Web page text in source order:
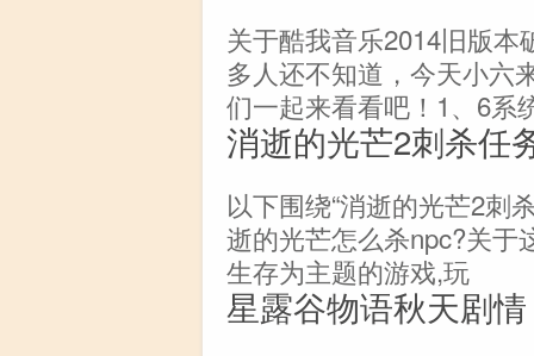
关于酷我音乐2014旧版
多人还不知道，今天小六
们一起来看看吧！1、6系
消逝的光芒2刺杀任
以下围绕“消逝的光芒2刺
逝的光芒怎么杀npc?关于
生存为主题的游戏,玩
星露谷物语秋天剧情